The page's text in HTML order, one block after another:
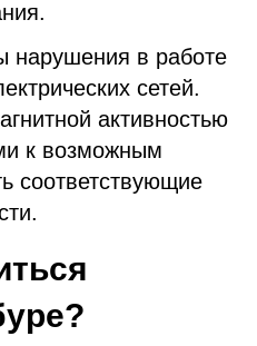
нарушения в работе
сетей.
активностью
к возможным
соответствующие